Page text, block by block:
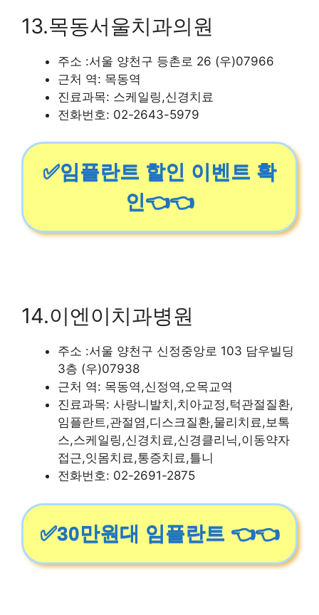
13.목동서울치과의원
주소 :서울 양천구 등촌로 26 (우)07966
근처 역: 목동역
진료과목: 스케일링,신경치료
전화번호: 02-2643-5979
✅임플란트 할인 이벤트 확
인👈👈
14.이엔이치과병원
주소 :서울 양천구 신정중앙로 103 담우빌딩
3층 (우)07938
근처 역: 목동역,신정역,오목교역
진료과목: 사랑니발치,치아교정,턱관절질환,
임플란트,관절염,디스크질환,물리치료,보톡
스,스케일링,신경치료,신경클리닉,이동약자
접근,잇몸치료,통증치료,틀니
전화번호: 02-2691-2875
✅30만원대 임플란트 👈👈